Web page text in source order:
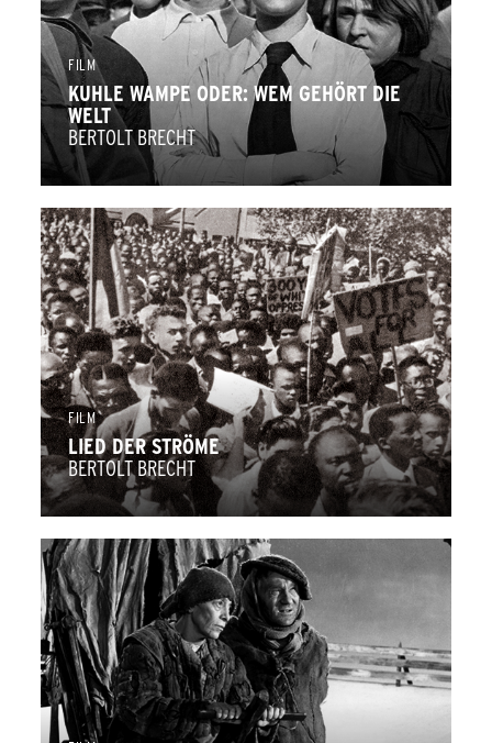
FILM
KUHLE WAMPE ODER: WEM GEHÖRT DIE
WELT
BERTOLT BRECHT
FILM
LIED DER STRÖME
BERTOLT BRECHT